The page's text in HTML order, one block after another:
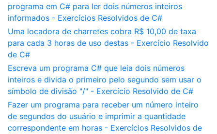
programa em C# para ler dois números inteiros
informados - Exercícios Resolvidos de C#
Uma locadora de charretes cobra R$ 10,00 de taxa
para cada 3 horas de uso destas - Exercício Resolvido
de C#
Escreva um programa C# que leia dois números
inteiros e divida o primeiro pelo segundo sem usar o
símbolo de divisão "/" - Exercício Resolvido de C#
Fazer um programa para receber um número inteiro
de segundos do usuário e imprimir a quantidade
correspondente em horas - Exercícios Resolvidos de